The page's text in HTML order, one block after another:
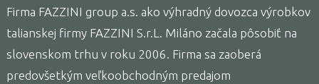
Firma FAZZINI group a.s. ako výhradný dovozca výrobkov
talianskej firmy FAZZINI S.r.L. Miláno začala pôsobiť na
slovenskom trhu v roku 2006. Firma sa zaoberá
predovšetkým veľkoobchodným predajom